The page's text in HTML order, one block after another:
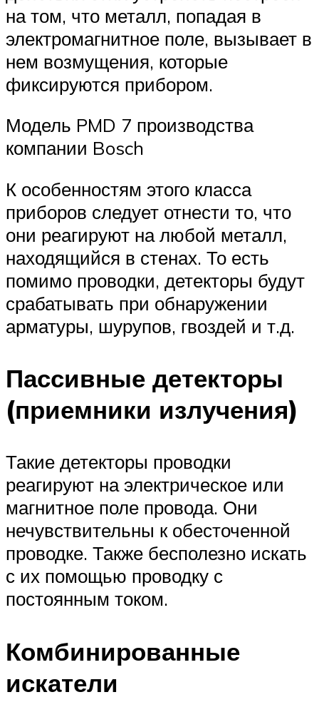
на том, что металл, попадая в
электромагнитное поле, вызывает в
нем возмущения, которые
фиксируются прибором.
Модель PMD 7 производства
компании Bosch
К особенностям этого класса
приборов следует отнести то, что
они реагируют на любой металл,
находящийся в стенах. То есть
помимо проводки, детекторы будут
срабатывать при обнаружении
арматуры, шурупов, гвоздей и т.д.
Пассивные детекторы
(приемники излучения)
Такие детекторы проводки
реагируют на электрическое или
магнитное поле провода. Они
нечувствительны к обесточенной
проводке. Также бесполезно искать
с их помощью проводку с
постоянным током.
Комбинированные
искатели